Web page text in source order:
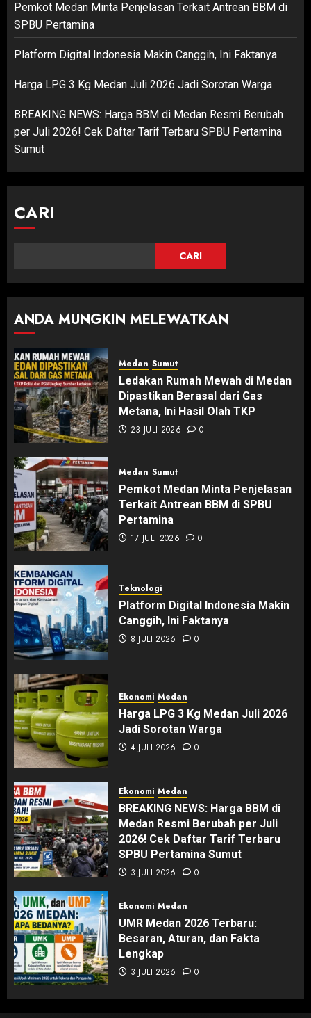
Pemkot Medan Minta Penjelasan Terkait Antrean BBM di
SPBU Pertamina
Platform Digital Indonesia Makin Canggih, Ini Faktanya
Harga LPG 3 Kg Medan Juli 2026 Jadi Sorotan Warga
BREAKING NEWS: Harga BBM di Medan Resmi Berubah
per Juli 2026! Cek Daftar Tarif Terbaru SPBU Pertamina
Sumut
CARI
CARI
ANDA MUNGKIN MELEWATKAN
Medan Sumut
Ledakan Rumah Mewah di Medan
Dipastikan Berasal dari Gas
Metana, Ini Hasil Olah TKP
23 JULI 2026 0
Medan Sumut
Pemkot Medan Minta Penjelasan
Terkait Antrean BBM di SPBU
Pertamina
17 JULI 2026 0
Teknologi
Platform Digital Indonesia Makin
Canggih, Ini Faktanya
8 JULI 2026 0
Ekonomi Medan
Harga LPG 3 Kg Medan Juli 2026
Jadi Sorotan Warga
4 JULI 2026 0
Ekonomi Medan
BREAKING NEWS: Harga BBM di
Medan Resmi Berubah per Juli
2026! Cek Daftar Tarif Terbaru
SPBU Pertamina Sumut
3 JULI 2026 0
Ekonomi Medan
UMR Medan 2026 Terbaru:
Besaran, Aturan, dan Fakta
Lengkap
3 JULI 2026 0